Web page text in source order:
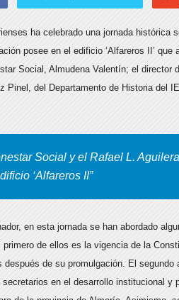
ha celebrado una jornada histórica
posee en el edificio ‘Alfareros II’ que
Social, Almudena Valentín; el director
Pinel, del Departamento de Historia del
Social y el Rafael L.
‘Alfareros II”
en esta jornada se han abordado
primero de ellos es la vigencia de la
después de su promulgación. El
en el desarrollo institucional